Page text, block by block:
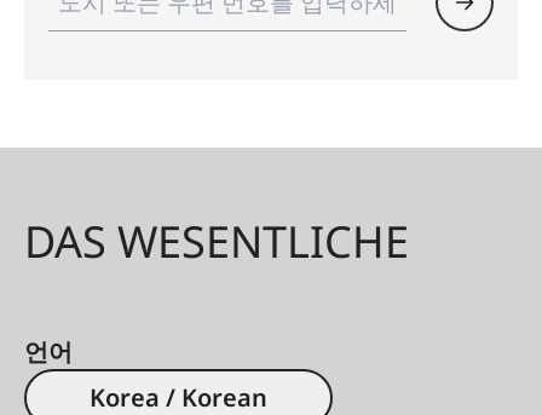
DAS WESENTLICHE
언어
Korea / Korean